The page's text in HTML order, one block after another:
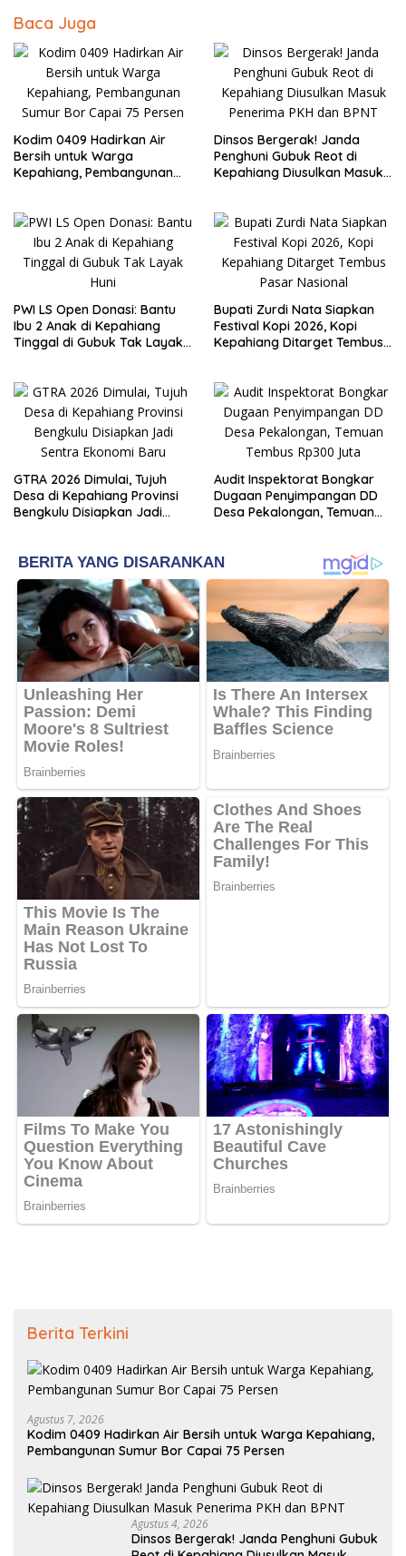
Baca Juga
Kodim 0409 Hadirkan Air
Bersih untuk Warga
Kepahiang, Pembangunan
Dinsos Bergerak! Janda
Penghuni Gubuk Reot di
Kepahiang Diusulkan Masuk
PWI LS Open Donasi: Bantu
Ibu 2 Anak di Kepahiang
Tinggal di Gubuk Tak Layak
Bupati Zurdi Nata Siapkan
Festival Kopi 2026, Kopi
Kepahiang Ditarget Tembus
GTRA 2026 Dimulai, Tujuh
Desa di Kepahiang Provinsi
Bengkulu Disiapkan Jadi
Audit Inspektorat Bongkar
Dugaan Penyimpangan DD
Desa Pekalongan, Temuan
Berita Terkini
Agustus 7, 2026
Kodim 0409 Hadirkan Air Bersih untuk Warga Kepahiang,
Pembangunan Sumur Bor Capai 75 Persen
Agustus 4, 2026
Dinsos Bergerak! Janda Penghuni Gubuk